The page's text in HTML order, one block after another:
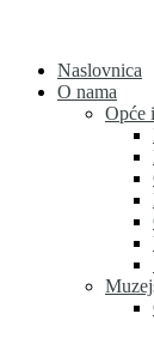
contentNaslovnica
O nama
Opće